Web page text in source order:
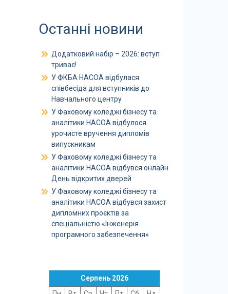
Останні новини
Додатковий набір – 2026: вступ
триває!
У ФКБА НАСОА відбулася
співбесіда для вступників до
Навчального центру
У Фаховому коледжі бізнесу та
аналітики НАСОА відбулося
урочисте вручення дипломів
випускникам
У Фаховому коледжі бізнесу та
аналітики НАСОА відбувся онлайн
День відкритих дверей
У Фаховому коледжі бізнесу та
аналітики НАСОА відбувся захист
дипломних проєктів за
спеціальністю «Інженерія
програмного забезпечення»
Серпень 2026